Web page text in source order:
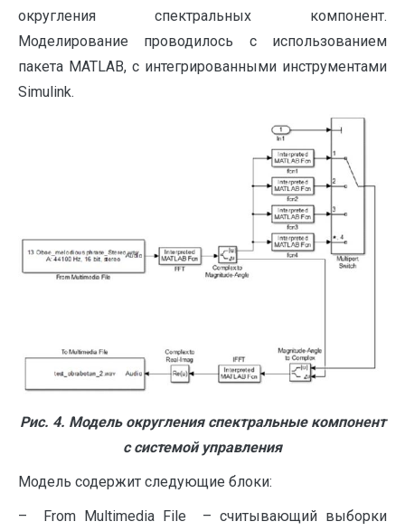
округления спектральных компонент.
Моделирование проводилось с использованием
пакета MATLAB, с интегрированными инструментами
Simulink.
Рис. 4. Модель округления спектральные компонент
с системой управления
Модель содержит следующие блоки:
– From Multimedia File – считывающий выборки